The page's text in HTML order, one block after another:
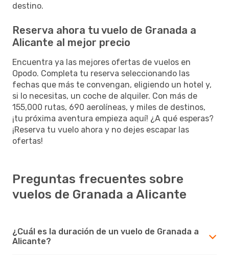
destino.
Reserva ahora tu vuelo de Granada a
Alicante al mejor precio
Encuentra ya las mejores ofertas de vuelos en
Opodo. Completa tu reserva seleccionando las
fechas que más te convengan, eligiendo un hotel y,
si lo necesitas, un coche de alquiler. Con más de
155,000 rutas, 690 aerolíneas, y miles de destinos,
¡tu próxima aventura empieza aquí! ¿A qué esperas?
¡Reserva tu vuelo ahora y no dejes escapar las
ofertas!
Preguntas frecuentes sobre
vuelos de Granada a Alicante
¿Cuál es la duración de un vuelo de Granada a
Alicante?